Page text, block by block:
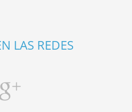
LAS REDES